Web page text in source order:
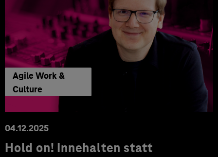
Agile Work &
Culture
04.12.2025
Hold on! Innehalten statt